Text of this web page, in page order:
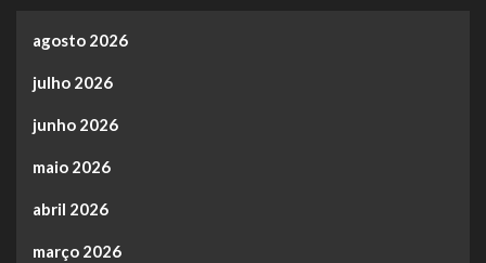
agosto 2026
julho 2026
junho 2026
maio 2026
abril 2026
março 2026